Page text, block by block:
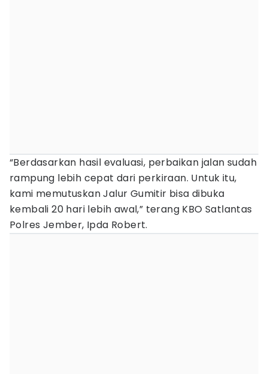
“Berdasarkan hasil evaluasi, perbaikan jalan sudah
rampung lebih cepat dari perkiraan. Untuk itu,
kami memutuskan Jalur Gumitir bisa dibuka
kembali 20 hari lebih awal,” terang KBO Satlantas
Polres Jember, Ipda Robert.